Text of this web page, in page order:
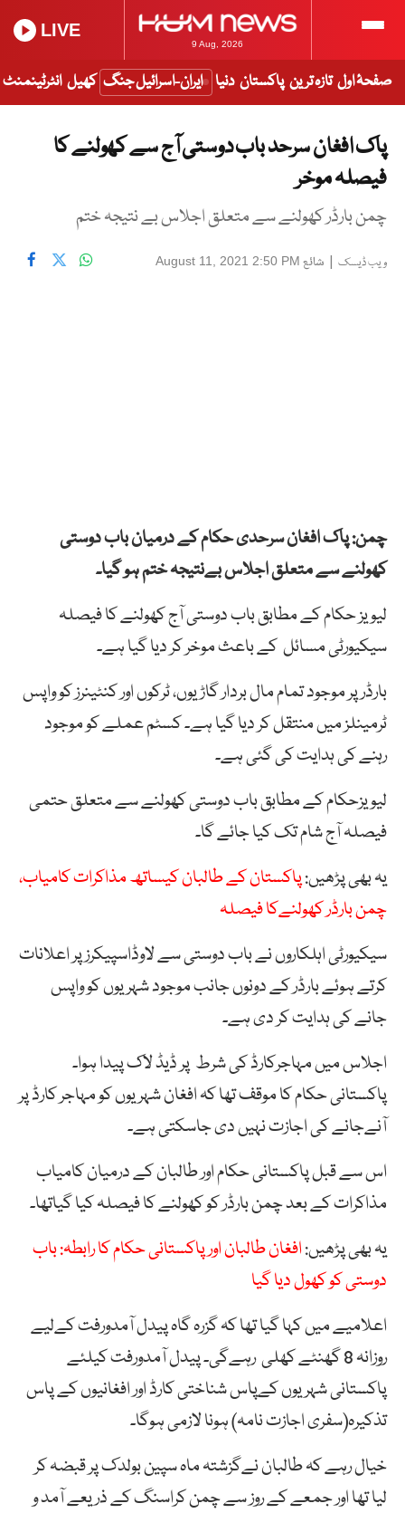
9 Aug, 2026
LIVE
صفحۂ اول تازہ ترین پاکستان دنیا ایران-اسرائیل جنگ کھیل انٹرٹینمنٹ
پاک افغان سرحد باب دوستی آج سے کھولنے کا
فیصلہ موخر
چمن بارڈر کھولنے سے متعلق اجلاس بے نتیجہ ختم
ویب ڈیسک | شائع August 11, 2021 2:50 PM
چمن: پاک افغان سرحدی حکام کے درمیان باب دوستی
کھولنے سے متعلق اجلاس بےنتیجہ ختم ہو گیا۔
لیویز حکام کے مطابق باب دوستی آج کھولنے کا فیصلہ
سیکیورٹی مسائل کے باعث موخر کر دیا گیا ہے۔
بارڈر پر موجود تمام مال بردار گاڑیوں، ٹرکوں اور کنٹینرز کو واپس
ٹرمینلز میں منتقل کر دیا گیا ہے۔ کسٹم عملے کو موجود
رہنے کی ہدایت کی گئی ہے۔
لیویزحکام کے مطابق باب دوستی کھولنے سے متعلق حتمی
فیصلہ آج شام تک کیا جائے گا۔
یہ بھی پڑھیں:پاکستان کے طالبان کیساتھ مذاکرات کامیاب،
چمن بارڈر کھولنےکا فیصلہ
سیکیورٹی اہلکاروں نے باب دوستی سے لاوڈاسپیکرز پر اعلانات
کرتے ہوئے بارڈر کے دونوں جانب موجود شہریوں کو واپس
جانے کی ہدایت کر دی ہے۔
اجلاس میں مہاجرکارڈ کی شرط پر ڈیڈ لاک پیدا ہوا۔
پاکستانی حکام کا موقف تھا کہ افغان شہریوں کو مہاجر کارڈ پر
آنےجانے کی اجازت نہیں دی جاسکتی ہے۔
اس سے قبل پاکستانی حکام اور طالبان کے درمیان کامیاب
مذاکرات کے بعد چمن بارڈر کو کھولنے کا فیصلہ کیا گیاتھا۔
یہ بھی پڑھیں:افغان طالبان اور پاکستانی حکام کا رابطہ: باب
دوستی کو کھول دیا گیا
اعلامیے میں کہا گیا تھا کہ گزرہ گاہ پیدل آمدورفت کےلیے
روزانہ 8 گھنٹے کھلی رہےگی۔ پیدل آمدورفت کیلئے
پاکستانی شہریوں کےپاس شناختی کارڈ اور افغانیوں کے پاس
تذکیرہ(سفری اجازت نامہ) ہونا لازمی ہوگا۔
خیال رہے کہ طالبان نےگزشتہ ماہ سپین بولدک پر قبضہ کر
لیا تھا اور جمعے کے روز سے چمن کراسنگ کے ذریعے آمد و